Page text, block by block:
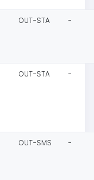
OUT-STA -
OUT-STA -
OUT-SMS -